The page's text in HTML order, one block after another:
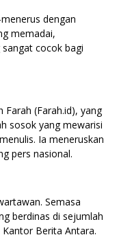
dengan
memadai,
cocok bagi
(Farah.id), yang
sosok yang mewarisi
Ia meneruskan
pers nasional.
Semasa
berdinas di sejumlah
Berita Antara.